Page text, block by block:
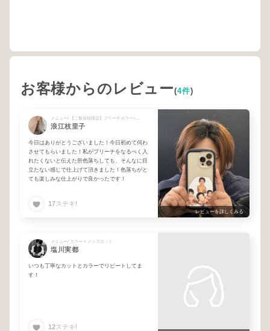
お客様からのレビュー(4件)
浪江枝里子
今日はありがとうございました！今日初めて伺わ
させてもらいました！私がブリーチをなるべく入
れたくないと伝えた所色落ちしても、そんなに目
立たない感じで仕上げて頂きました！色落ちがと
ても楽しみな仕上がりで良かったです！
17ステキ!
レビューを詳しくみる
メニュー/ カラー + メンズカット
塩川実都
いつも丁寧なカットとカラーでリピートしてま
す！
12ステキ!